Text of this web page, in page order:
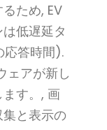
ため, EV
低遅延タ
応答時間).
ェアが新し
す。, 画
と表示の